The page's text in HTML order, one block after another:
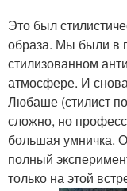
Это был
образа. Мы были в
стилизованном
атмосфере. И
Любаше (стилист
сложно, но
большая умничка.
полный
только на этой